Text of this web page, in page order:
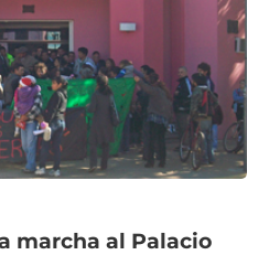
marcha al Palacio